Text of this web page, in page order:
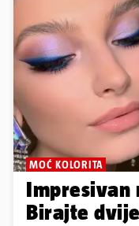
MOĆ KOLORITA
Impresivan
Birajte